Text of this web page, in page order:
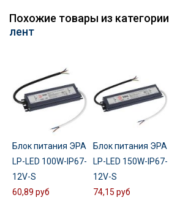
Похожие товары из категории
лент
Блок питания ЭРА
LP-LED 100W-IP67-
12V-S
60,89 руб
Блок питания ЭРА
LP-LED 150W-IP67-
12V-S
74,15 руб